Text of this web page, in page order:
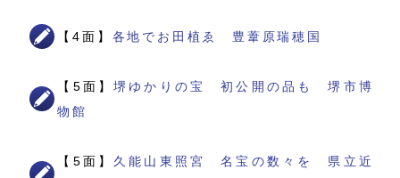
【4面】 各地でお田植ゑ 豊葦原瑞穂国
【5面】堺ゆかりの宝 初公開の品も 堺市博
物館
【5面】 久能山東照宮 名宝の数々を 県立近